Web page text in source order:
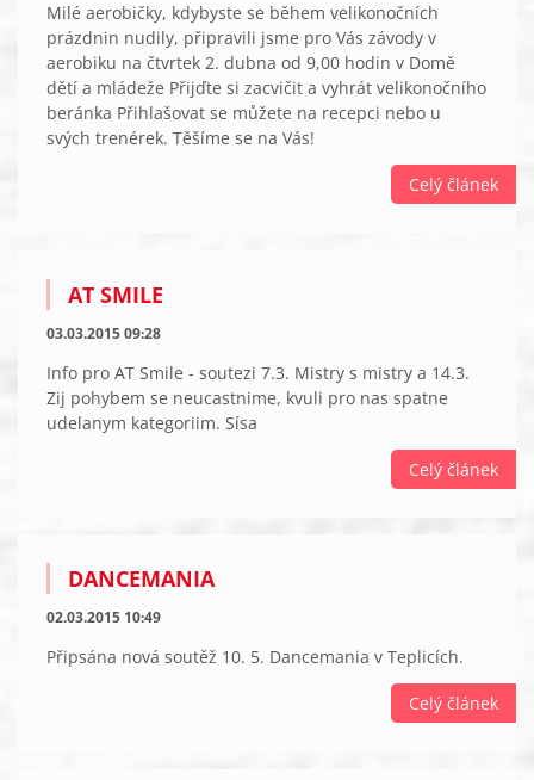
Milé aerobičky, kdybyste se během velikonočních
prázdnin nudily, připravili jsme pro Vás závody v
aerobiku na čtvrtek 2. dubna od 9,00 hodin v Domě
dětí a mládeže Přijďte si zacvičit a vyhrát velikonočního
beránka Přihlašovat se můžete na recepci nebo u
svých trenérek. Těšíme se na Vás!
Celý článek
AT SMILE
03.03.2015 09:28
Info pro AT Smile - soutezi 7.3. Mistry s mistry a 14.3.
Zij pohybem se neucastnime, kvuli pro nas spatne
udelanym kategoriim. Sísa
Celý článek
DANCEMANIA
02.03.2015 10:49
Připsána nová soutěž 10. 5. Dancemania v Teplicích.
Celý článek